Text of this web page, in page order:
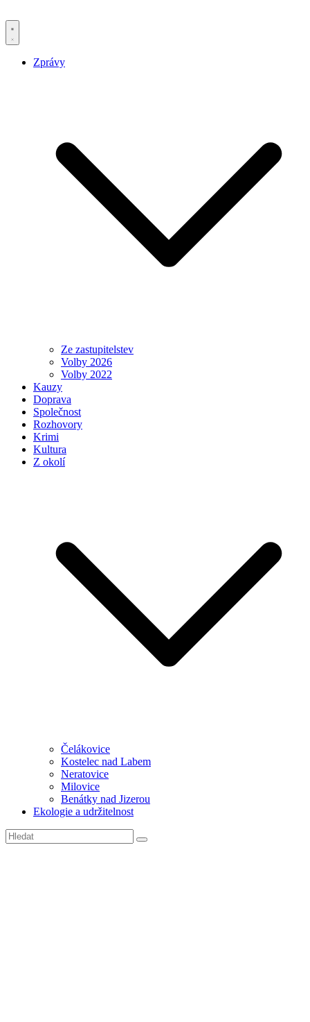
Zprávy
Ze zastupitelstev
Volby 2026
Volby 2022
Kauzy
Doprava
Společnost
Rozhovory
Krimi
Kultura
Z okolí
Čelákovice
Kostelec nad Labem
Neratovice
Milovice
Benátky nad Jizerou
Ekologie a udržitelnost